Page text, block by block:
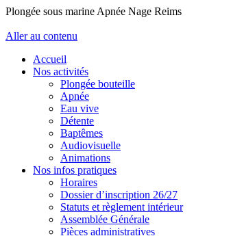
Plongée sous marine Apnée Nage Reims
Aller au contenu
Accueil
Nos activités
Plongée bouteille
Apnée
Eau vive
Détente
Baptêmes
Audiovisuelle
Animations
Nos infos pratiques
Horaires
Dossier d’inscription 26/27
Statuts et règlement intérieur
Assemblée Générale
Pièces administratives